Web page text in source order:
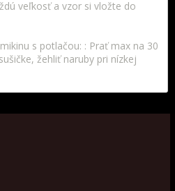
veľkosť a vzor si vložte do
s potlačou: : Prať max na 30
žehliť naruby pri nízkej